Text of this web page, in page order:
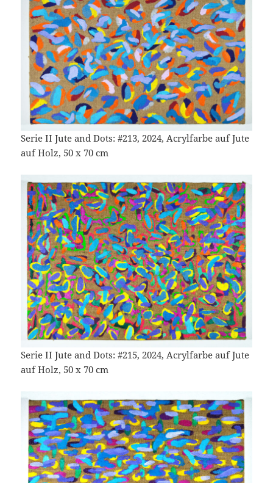
Serie II Jute and Dots: #213, 2024, Acrylfarbe auf Jute
auf Holz, 50 x 70 cm
Serie II Jute and Dots: #215, 2024, Acrylfarbe auf Jute
auf Holz, 50 x 70 cm